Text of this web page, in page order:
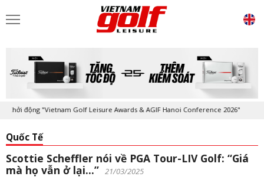
động "Vietnam Golf Leisure Awards & AGIF Hanoi Conference 2026"
Quốc Tế
Scottie Scheffler nói về PGA Tour-LIV Golf: “Giá
mà họ vẫn ở lại…” 21/03/2025